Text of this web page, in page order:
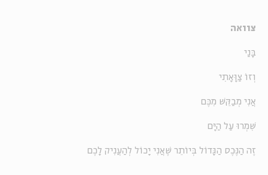
צוואה
בָּנַי
וְזוֹ צַוָּאָתִי
אֲנִי מְבַקֵּשׁ מִכֶּם
שִׁמְרוּ עַל הַיָּם
זֶה הַנֶּכֶס הַגָּדוֹל בְּיוֹתֵר שֶׁאֲנִי יָכוֹל לְהַעֲנִיק לָכֶם